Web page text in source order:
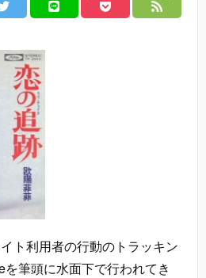
ト利用者の行動のトラッキン
筆頭に水面下で行われてき